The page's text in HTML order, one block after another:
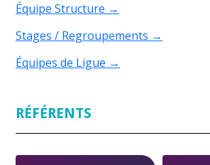
Équipe Structure →
Stages / Regroupements →
Équipes de Ligue →
RÉFÉRENTS